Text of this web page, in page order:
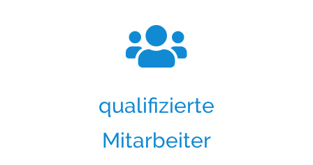
qualifizierte
Mitarbeiter